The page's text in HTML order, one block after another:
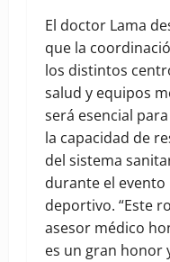
El doctor Lama
que la
los distintos
salud y equipos
será esencial
la capacidad de
del sistema
durante el evento
deportivo. “Este
asesor médico
es un gran honor